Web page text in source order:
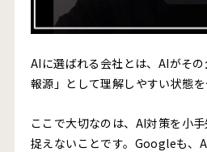
AIに選ばれる会社とは、AIがそ
報源」として理解しやすい状態を
ここで大切なのは、AI対策を小
捉えないことです。Googleも、